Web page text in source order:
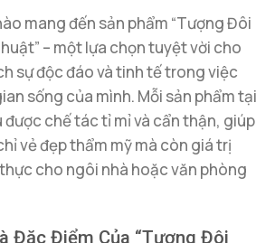
mang đến sản phẩm “Tượng Đôi
– một lựa chọn tuyệt vời cho
sự độc đáo và tinh tế trong việc
sống của mình. Mỗi sản phẩm tại
được chế tác tỉ mỉ và cẩn thận, giúp
vẻ đẹp thẩm mỹ mà còn giá trị
cho ngôi nhà hoặc văn phòng
Đặc Điểm Của “Tượng Đôi